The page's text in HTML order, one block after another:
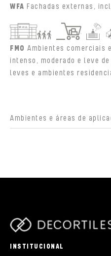
WFA Fachadas externas,
FMO Ambientes comerciais
intenso, moderado e leve
leves e ambientes
Ambientes e áreas de
INSTITUCIONAL